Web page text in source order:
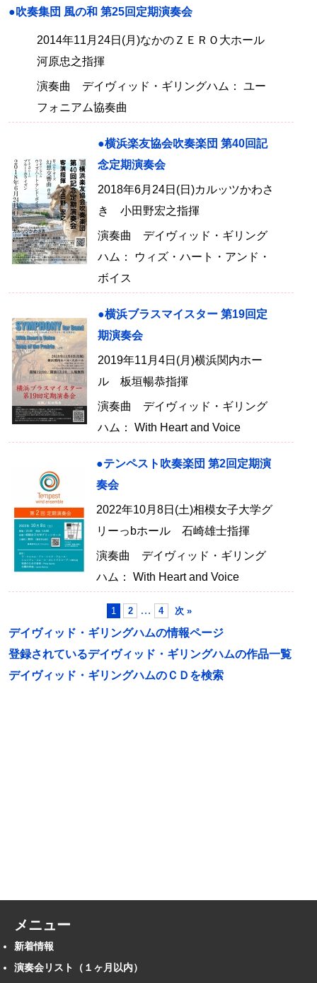
●吹奏集団 風の和 第25回定期演奏会
2014年11月24日(月)なかのＺＥＲＯ大ホール
河原忠之指揮
演奏曲 デイヴィッド・ギリングハム： ユー
フォニアム協奏曲
●横浜楽友協会吹奏楽団 第40回記
念定期演奏会
2018年6月24日(日)カルッツかわさ
き 小田野宏之指揮
演奏曲 デイヴィッド・ギリング
ハム： ウィズ・ハート・アンド・
ボイス
●横浜ブラスマイスター 第19回定
期演奏会
2019年11月4日(月)横浜関内ホー
ル 板垣暢恭指揮
演奏曲 デイヴィッド・ギリング
ハム： With Heart and Voice
●テンペスト吹奏楽団 第2回定期演
奏会
2022年10月8日(土)相模女子大学グ
リーっbホール 石崎雄士指揮
演奏曲 デイヴィッド・ギリング
ハム： With Heart and Voice
1 2 … 4 次 »
デイヴィッド・ギリングハムの情報ページ
登録されているデイヴィッド・ギリングハムの作品一覧
デイヴィッド・ギリングハムのＣＤを検索
メニュー
新着情報
演奏会リスト（１ヶ月以内）